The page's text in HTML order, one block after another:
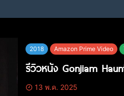
2018 Amazon Prime Video
รีวิวหนัง Gonjiam
13 พ.ค. 2025